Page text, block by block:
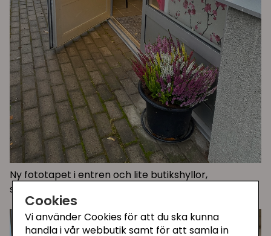
Cookies
Vi använder Cookies för att du ska kunna
handla i vår webbutik samt för att samla in
Ny fototapet i entren och lite butikshyllor,
september 2025